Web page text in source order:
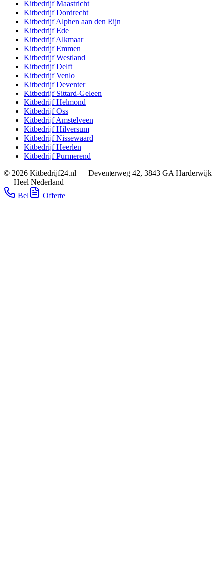
KitbedrijfMaastricht
KitbedrijfDordrecht
KitbedrijfAlphen aan den Rijn
KitbedrijfEde
KitbedrijfAlkmaar
KitbedrijfEmmen
KitbedrijfWestland
KitbedrijfDelft
KitbedrijfVenlo
KitbedrijfDeventer
Kitbedrijf Sittard-Geleen
KitbedrijfHelmond
KitbedrijfOss
KitbedrijfAmstelveen
KitbedrijfHilversum
KitbedrijfNissewaard
KitbedrijfHeerlen
KitbedrijfPurmerend
© 2026 Kitbedrijf24.nl — Deventerweg 42, 3843 GA Harderwijk
— Heel Nederland
Bel
Offerte